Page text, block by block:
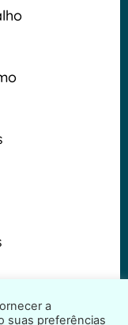
a
suas preferências